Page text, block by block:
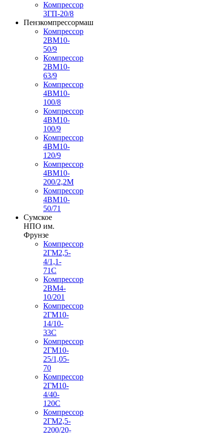
Компрессор
3ГП-20/8
Пензкомпрессормаш
Компрессор
2ВМ10-
50/9
Компрессор
2ВМ10-
63/9
Компрессор
4ВМ10-
100/8
Компрессор
4ВМ10-
100/9
Компрессор
4ВМ10-
120/9
Компрессор
4ВМ10-
200/2,2М
Компрессор
4ВМ10-
50/71
Сумское
НПО им.
Фрунзе
Компрессор
2ГМ2,5-
4/1,1-
71С
Компрессор
2ВМ4-
10/201
Компрессор
2ГМ10-
14/10-
33С
Компрессор
2ГМ10-
25/1,05-
70
Компрессор
2ГМ10-
4/40-
120С
Компрессор
2ГМ2,5-
2200/20-